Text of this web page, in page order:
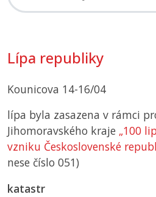
Lípa republiky
Kounicova 14-16/04
lípa byla zasazena v rámci
Jihomoravského kraje „100
vzniku Československé
nese číslo 051)
katastr